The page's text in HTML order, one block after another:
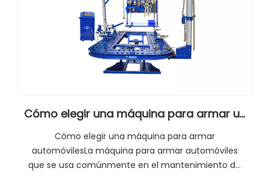
Cómo elegir una máquina para armar un automóvil
Cómo elegir una máquina para armar
automóvilesLa máquina para armar automóviles
que se usa comúnmente en el mantenimiento de